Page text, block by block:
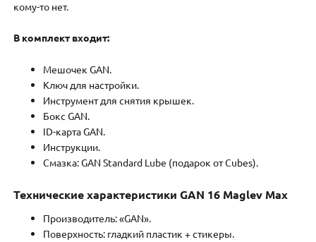
кому-то нет.
В комплект входит:
Мешочек GAN.
Ключ для настройки.
Инструмент для снятия крышек.
Бокс GAN.
ID-карта GAN.
Инструкции.
Смазка: GAN Standard Lube (подарок от Cubes).
Технические характеристики GAN 16 Maglev Max
Производитель: «GAN».
Поверхность: гладкий пластик + стикеры.